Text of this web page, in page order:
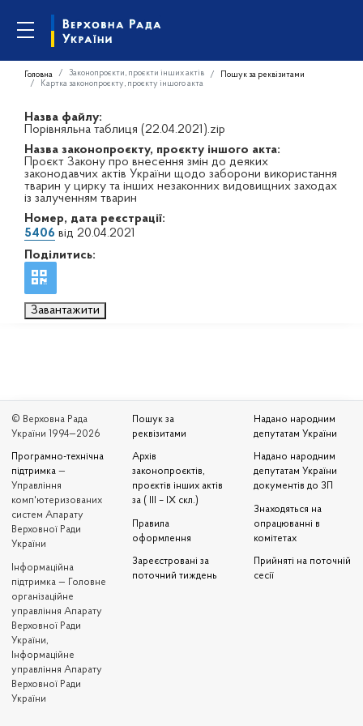
Головна Законопроєкти, проєкти інших актів
Пошук за реквізитами
Картка законопроєкту, проєкту іншого акта
Назва файлу:
Порівняльна таблиця (22.04.2021).zip
Назва законопроєкту, проєкту іншого акта:
Проєкт Закону про внесення змін до деяких
законодавчих актів України щодо заборони використання
тварин у цирку та інших незаконних видовищних заходах
із залученням тварин
Номер, дата реєстрації:
5406 від 20.04.2021
Поділитись:
Завантажити
© Верховна Рада
України 1994—2026
Програмно-технічна
підтримка —
Управління
комп'ютеризованих
систем Апарату
Верховної Ради
України
Iнформаційна
підтримка — Головне
організаційне
управління Апарату
Верховної Ради
України,
Інформаційне
управління Апарату
Верховної Ради
України
Пошук за
реквізитами
Архів
законопроєктів,
проєктів інших актів
за ( III – IX скл.)
Правила
оформлення
Зареєстровані за
поточний тиждень
Надано народним
депутатам України
Надано народним
депутатам України
документів до ЗП
Знаходяться на
опрацюванні в
комітетах
Прийняті на поточній
сесії